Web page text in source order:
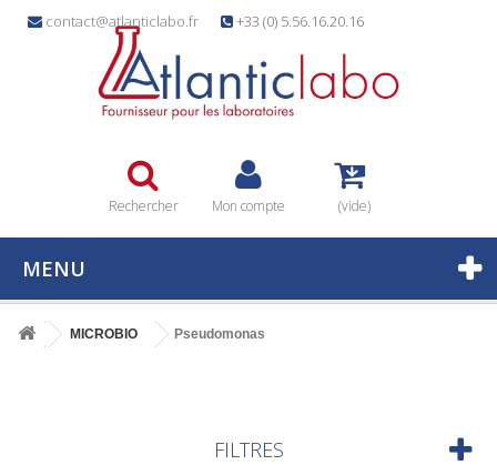
contact@atlanticlabo.fr +33 (0) 5.56.16.20.16
Rechercher Mon compte (vide)
MENU
MICROBIO Pseudomonas
FILTRES